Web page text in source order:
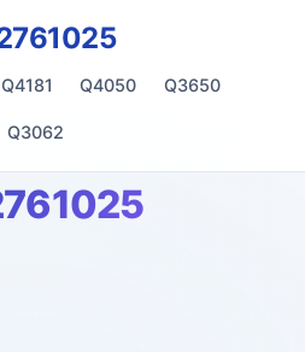
Q4181 Q4050 Q3650
Q3062